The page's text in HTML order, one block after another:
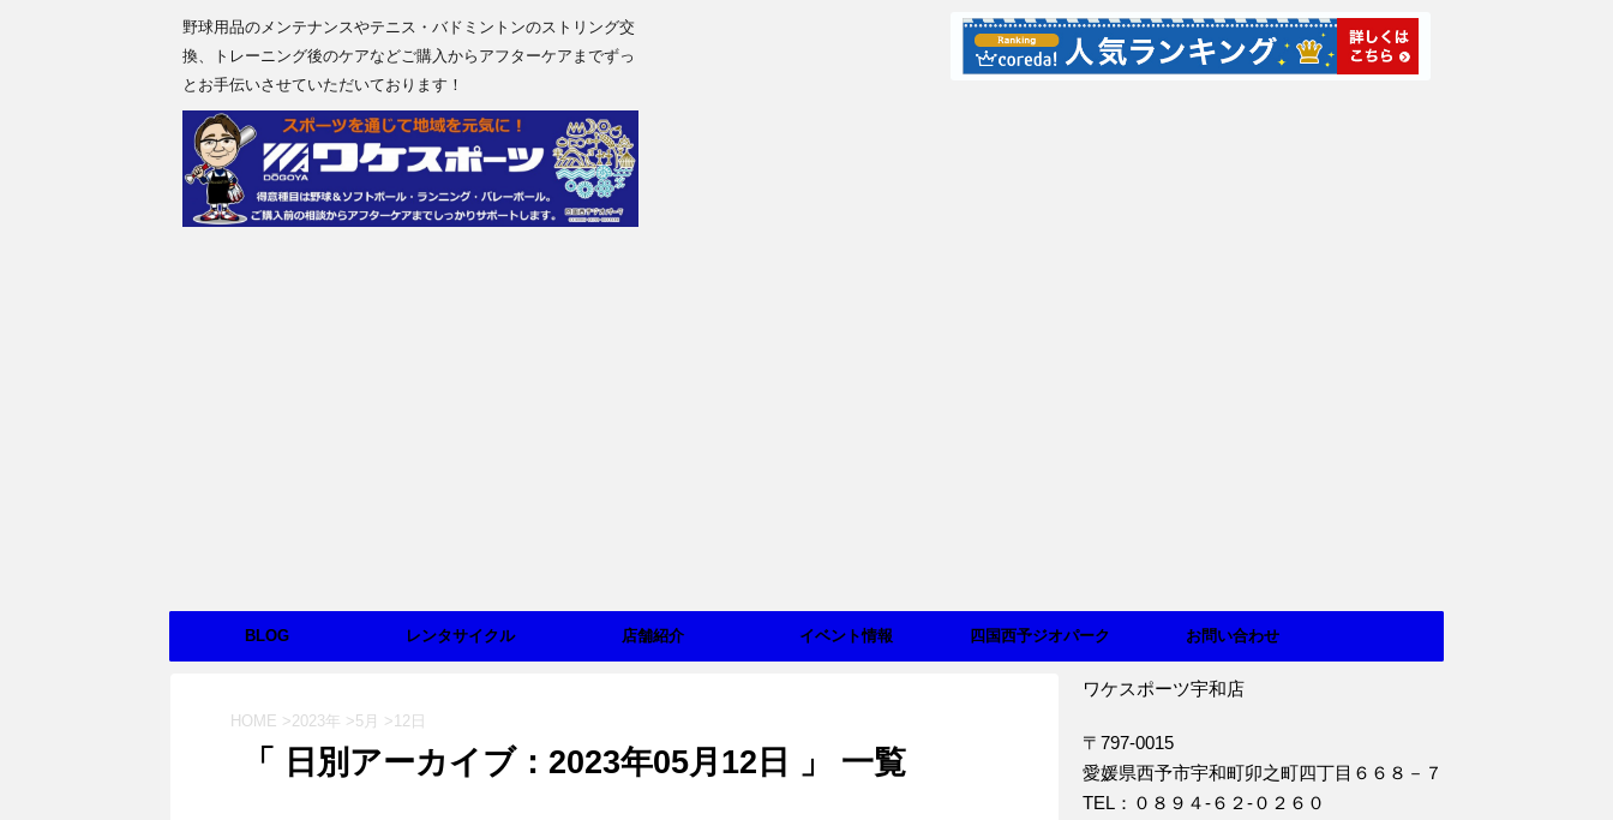
野球用品のメンテナンスやテニス・バドミントンのストリング交
換、トレーニング後のケアなどご購入からアフターケアまでずっ
とお手伝いさせていただいております！
BLOG レンタサイクル 店舗紹介 イベント情報 四国西予ジオパーク お問い合わせ
HOME >2023年 >5月 > 12日
「 日別アーカイブ：2023年05月12日 」 一覧
ワケスポーツ宇和店
〒797-0015
愛媛県西予市宇和町卯之町四丁目６６８－７
TEL：０８９４‐６２‐０２６０